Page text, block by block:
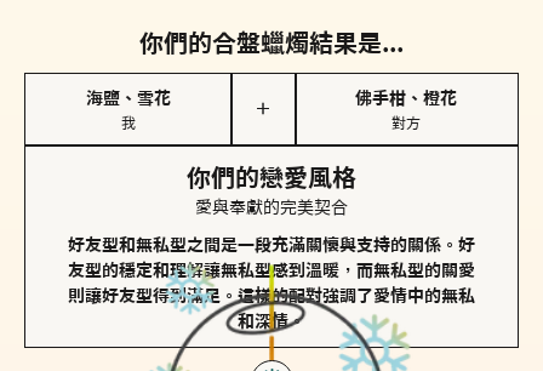
你們的合盤蠟燭結果是...
海鹽、雪花
我
＋
佛手柑、橙花
對方
你們的戀愛風格
愛與奉獻的完美契合
好友型和無私型之間是一段充滿關懷與支持的關係。好
友型的穩定和理解讓無私型感到溫暖，而無私型的關愛
則讓好友型得到滿足。這樣的配對強調了愛情中的無私
和深情。